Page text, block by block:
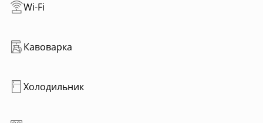
Будиночок облаштований для комфортного
Wi-Fi
Кавоварка
Холодильник